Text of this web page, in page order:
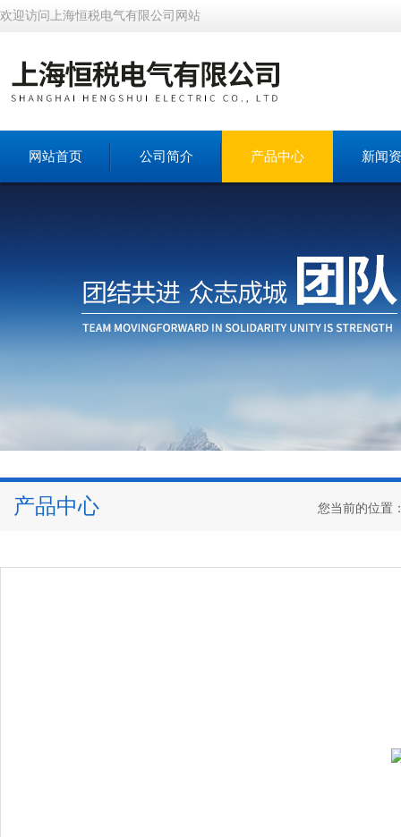
欢迎访问上海恒税电气有限公司网站
网站首页 公司简介 产品中心 新闻
产品中心 您当前的位置